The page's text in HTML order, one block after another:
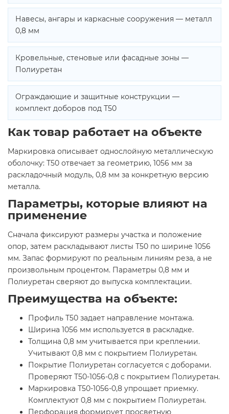
Навесы, ангары и каркасные сооружения — металл
0,8 мм
Кровельные, стеновые или фасадные зоны —
Полиуретан
Ограждающие и защитные конструкции —
комплект доборов под Т50
Как товар работает на объекте
Маркировка описывает однослойную металлическую
оболочку: Т50 отвечает за геометрию, 1056 мм за
раскладочный модуль, 0,8 мм за конкретную версию
металла.
Параметры, которые влияют на
применение
Сначала фиксируют размеры участка и положение
опор, затем раскладывают листы Т50 по ширине 1056
мм. Запас формируют по реальным линиям реза, а не
произвольным процентом. Параметры 0,8 мм и
Полиуретан сверяют до выпуска комплектации.
Преимущества на объекте:
Профиль Т50 задает направление монтажа.
Ширина 1056 мм используется в раскладке.
Толщина 0,8 мм учитывается при креплении.
Учитывают 0,8 мм с покрытием Полиуретан.
Покрытие Полиуретан согласуется с доборами.
Проверяют Т50-1056-0,8 с покрытием Полиуретан.
Маркировка Т50-1056-0,8 упрощает приемку.
Комплектуют 0,8 мм с покрытием Полиуретан.
Перфорация формирует просветную